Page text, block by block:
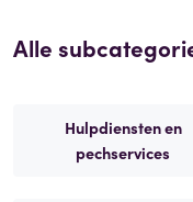
Alle
Hulpdiensten en
pechservices